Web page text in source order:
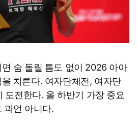
숨 돌릴 틈도 없이 2026 아아
치른다. 여자단체전, 여자단
도전한다. 올 하반기 가장 중요
과언 아니다.